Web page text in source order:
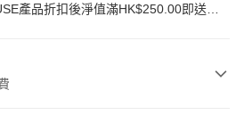
產品折扣後淨值滿HK$250.00即送